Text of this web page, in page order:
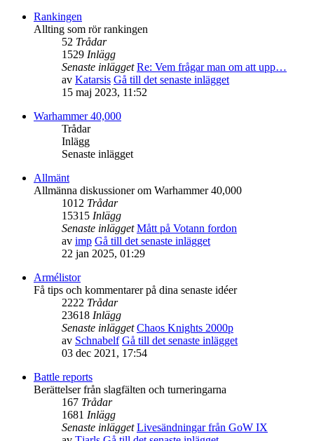
Rankingen
Allting som rör rankingen
52 Trådar
1529 Inlägg
Senaste inlägget Re: Vem frågar man om att upp…
av Katarsis Gå till det senaste inlägget
15 maj 2023, 11:52
Warhammer 40,000
Trådar
Inlägg
Senaste inlägget
Allmänt
Allmänna diskussioner om Warhammer 40,000
1012 Trådar
15315 Inlägg
Senaste inlägget Mått på Votann fordon
av imp Gå till det senaste inlägget
22 jan 2025, 01:29
Armélistor
Få tips och kommentarer på dina senaste idéer
2222 Trådar
23618 Inlägg
Senaste inlägget Chaos Knights 2000p
av Schnabelf Gå till det senaste inlägget
03 dec 2021, 17:54
Battle reports
Berättelser från slagfälten och turneringarna
167 Trådar
1681 Inlägg
Senaste inlägget Livesändningar från GoW IX